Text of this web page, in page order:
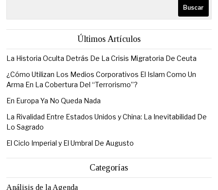
Buscar
Últimos Artículos
La Historia Oculta Detrás De La Crisis Migratoria De Ceuta
¿Cómo Utilizan Los Medios Corporativos El Islam Como Un
Arma En La Cobertura Del “Terrorismo”?
En Europa Ya No Queda Nada
La Rivalidad Entre Estados Unidos y China: La Inevitabilidad De
Lo Sagrado
El Ciclo Imperial y El Umbral De Augusto
Categorías
Análisis de la Agenda